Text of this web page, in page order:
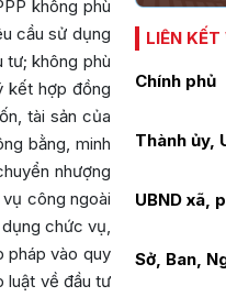
không phù
cầu sử dụng
tư; không phù
kết hợp đồng
tài sản của
bằng, minh
nhượng
công ngoài
chức vụ,
pháp vào quy
luật về đầu tư
LIÊN KẾT
Chính phủ
Thành ủy,
UBND xã,
Sở, Ban,